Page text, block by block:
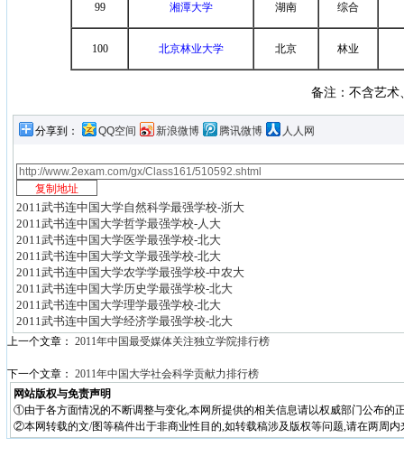
99 湘潭大学 湖南 综合
100 北京林业大学 北京 林业
备注：不含艺术
分享到： QQ空间 新浪微博 腾讯微博 人人网
2011武书连中国大学自然科学最强学校-浙大
2011武书连中国大学哲学最强学校-人大
2011武书连中国大学医学最强学校-北大
2011武书连中国大学文学最强学校-北大
2011武书连中国大学农学学最强学校-中农大
2011武书连中国大学历史学最强学校-北大
2011武书连中国大学理学最强学校-北大
2011武书连中国大学经济学最强学校-北大
上一个文章： 2011年中国最受媒体关注独立学院排行榜
下一个文章： 2011年中国大学社会科学贡献力排行榜
网站版权与免责声明
①由于各方面情况的不断调整与变化,本网所提供的相关信息请以权威部门公布的
②本网转载的文/图等稿件出于非商业性目的,如转载稿涉及版权等问题,请在两周内